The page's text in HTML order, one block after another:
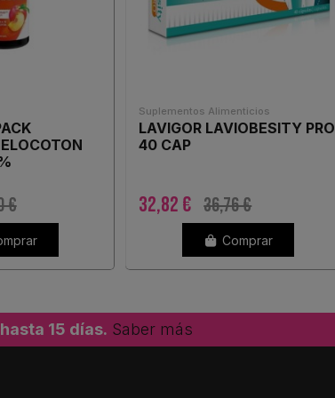
€
Suplementos Alimenticios
LAVIGOR LAVIOBESITY PRO
40 CAP
32,82 € 36,76 €
Comprar
15 días. Saber más